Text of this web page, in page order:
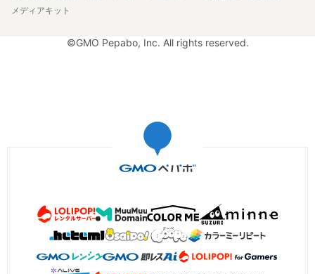
メディアキット
©GMO Pepabo, Inc. All rights reserved.